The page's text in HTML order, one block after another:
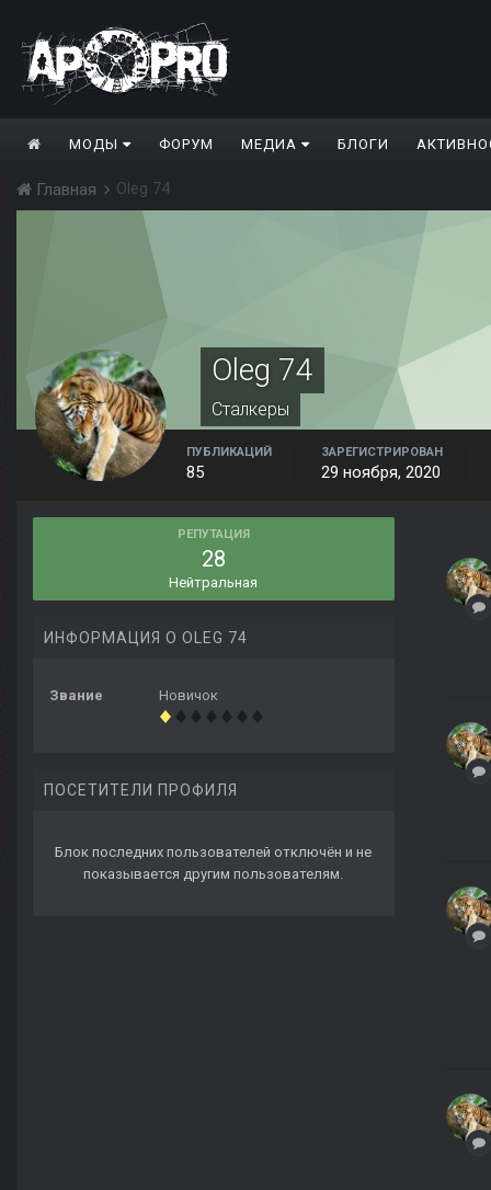
МОДЫ ФОРУМ МЕДИА БЛОГИ
Главная Oleg 74
Oleg 74
Сталкеры
ПУБЛИКАЦИЙ
85
ЗАРЕГИСТРИРОВАН
29 ноября, 2020
РЕПУТАЦИЯ
28
Нейтральная
ИНФОРМАЦИЯ О OLEG 74
Звание Новичок
ПОСЕТИТЕЛИ ПРОФИЛЯ
Блок последних пользователей отключён и не
показывается другим пользователям.